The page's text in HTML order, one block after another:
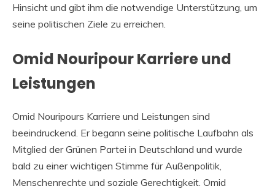
Hinsicht und gibt ihm die notwendige Unterstützung, um
seine politischen Ziele zu erreichen.
Omid Nouripour Karriere und
Leistungen
Omid Nouripours Karriere und Leistungen sind
beeindruckend. Er begann seine politische Laufbahn als
Mitglied der Grünen Partei in Deutschland und wurde
bald zu einer wichtigen Stimme für Außenpolitik,
Menschenrechte und soziale Gerechtigkeit. Omid